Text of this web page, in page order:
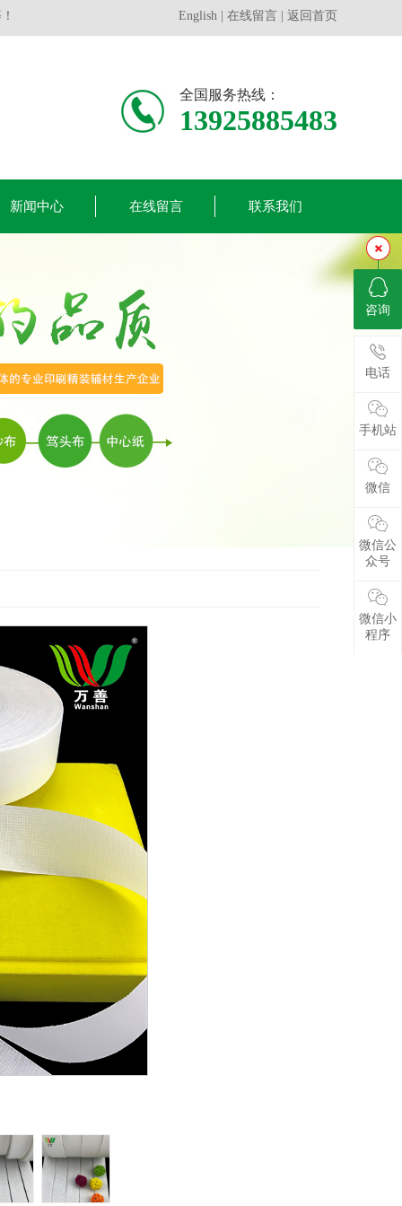
English 在线留言 返回首页
全国服务热线：
13925885483
新闻中心 在线留言 联系我们
咨询
电话
手机站
微信
微信公
众号
微信小
程序